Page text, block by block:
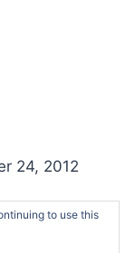
24, 2012
to use this